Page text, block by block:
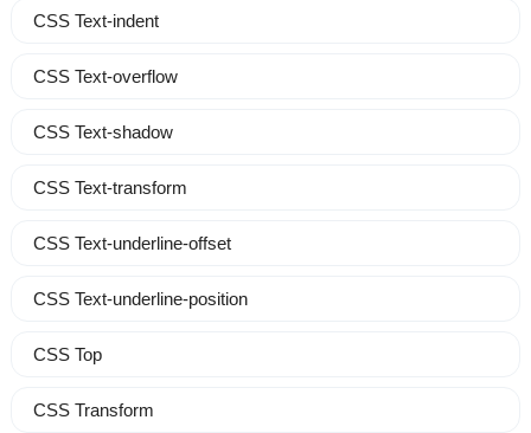
CSS Text-indent
CSS Text-overflow
CSS Text-shadow
CSS Text-transform
CSS Text-underline-offset
CSS Text-underline-position
CSS Top
CSS Transform